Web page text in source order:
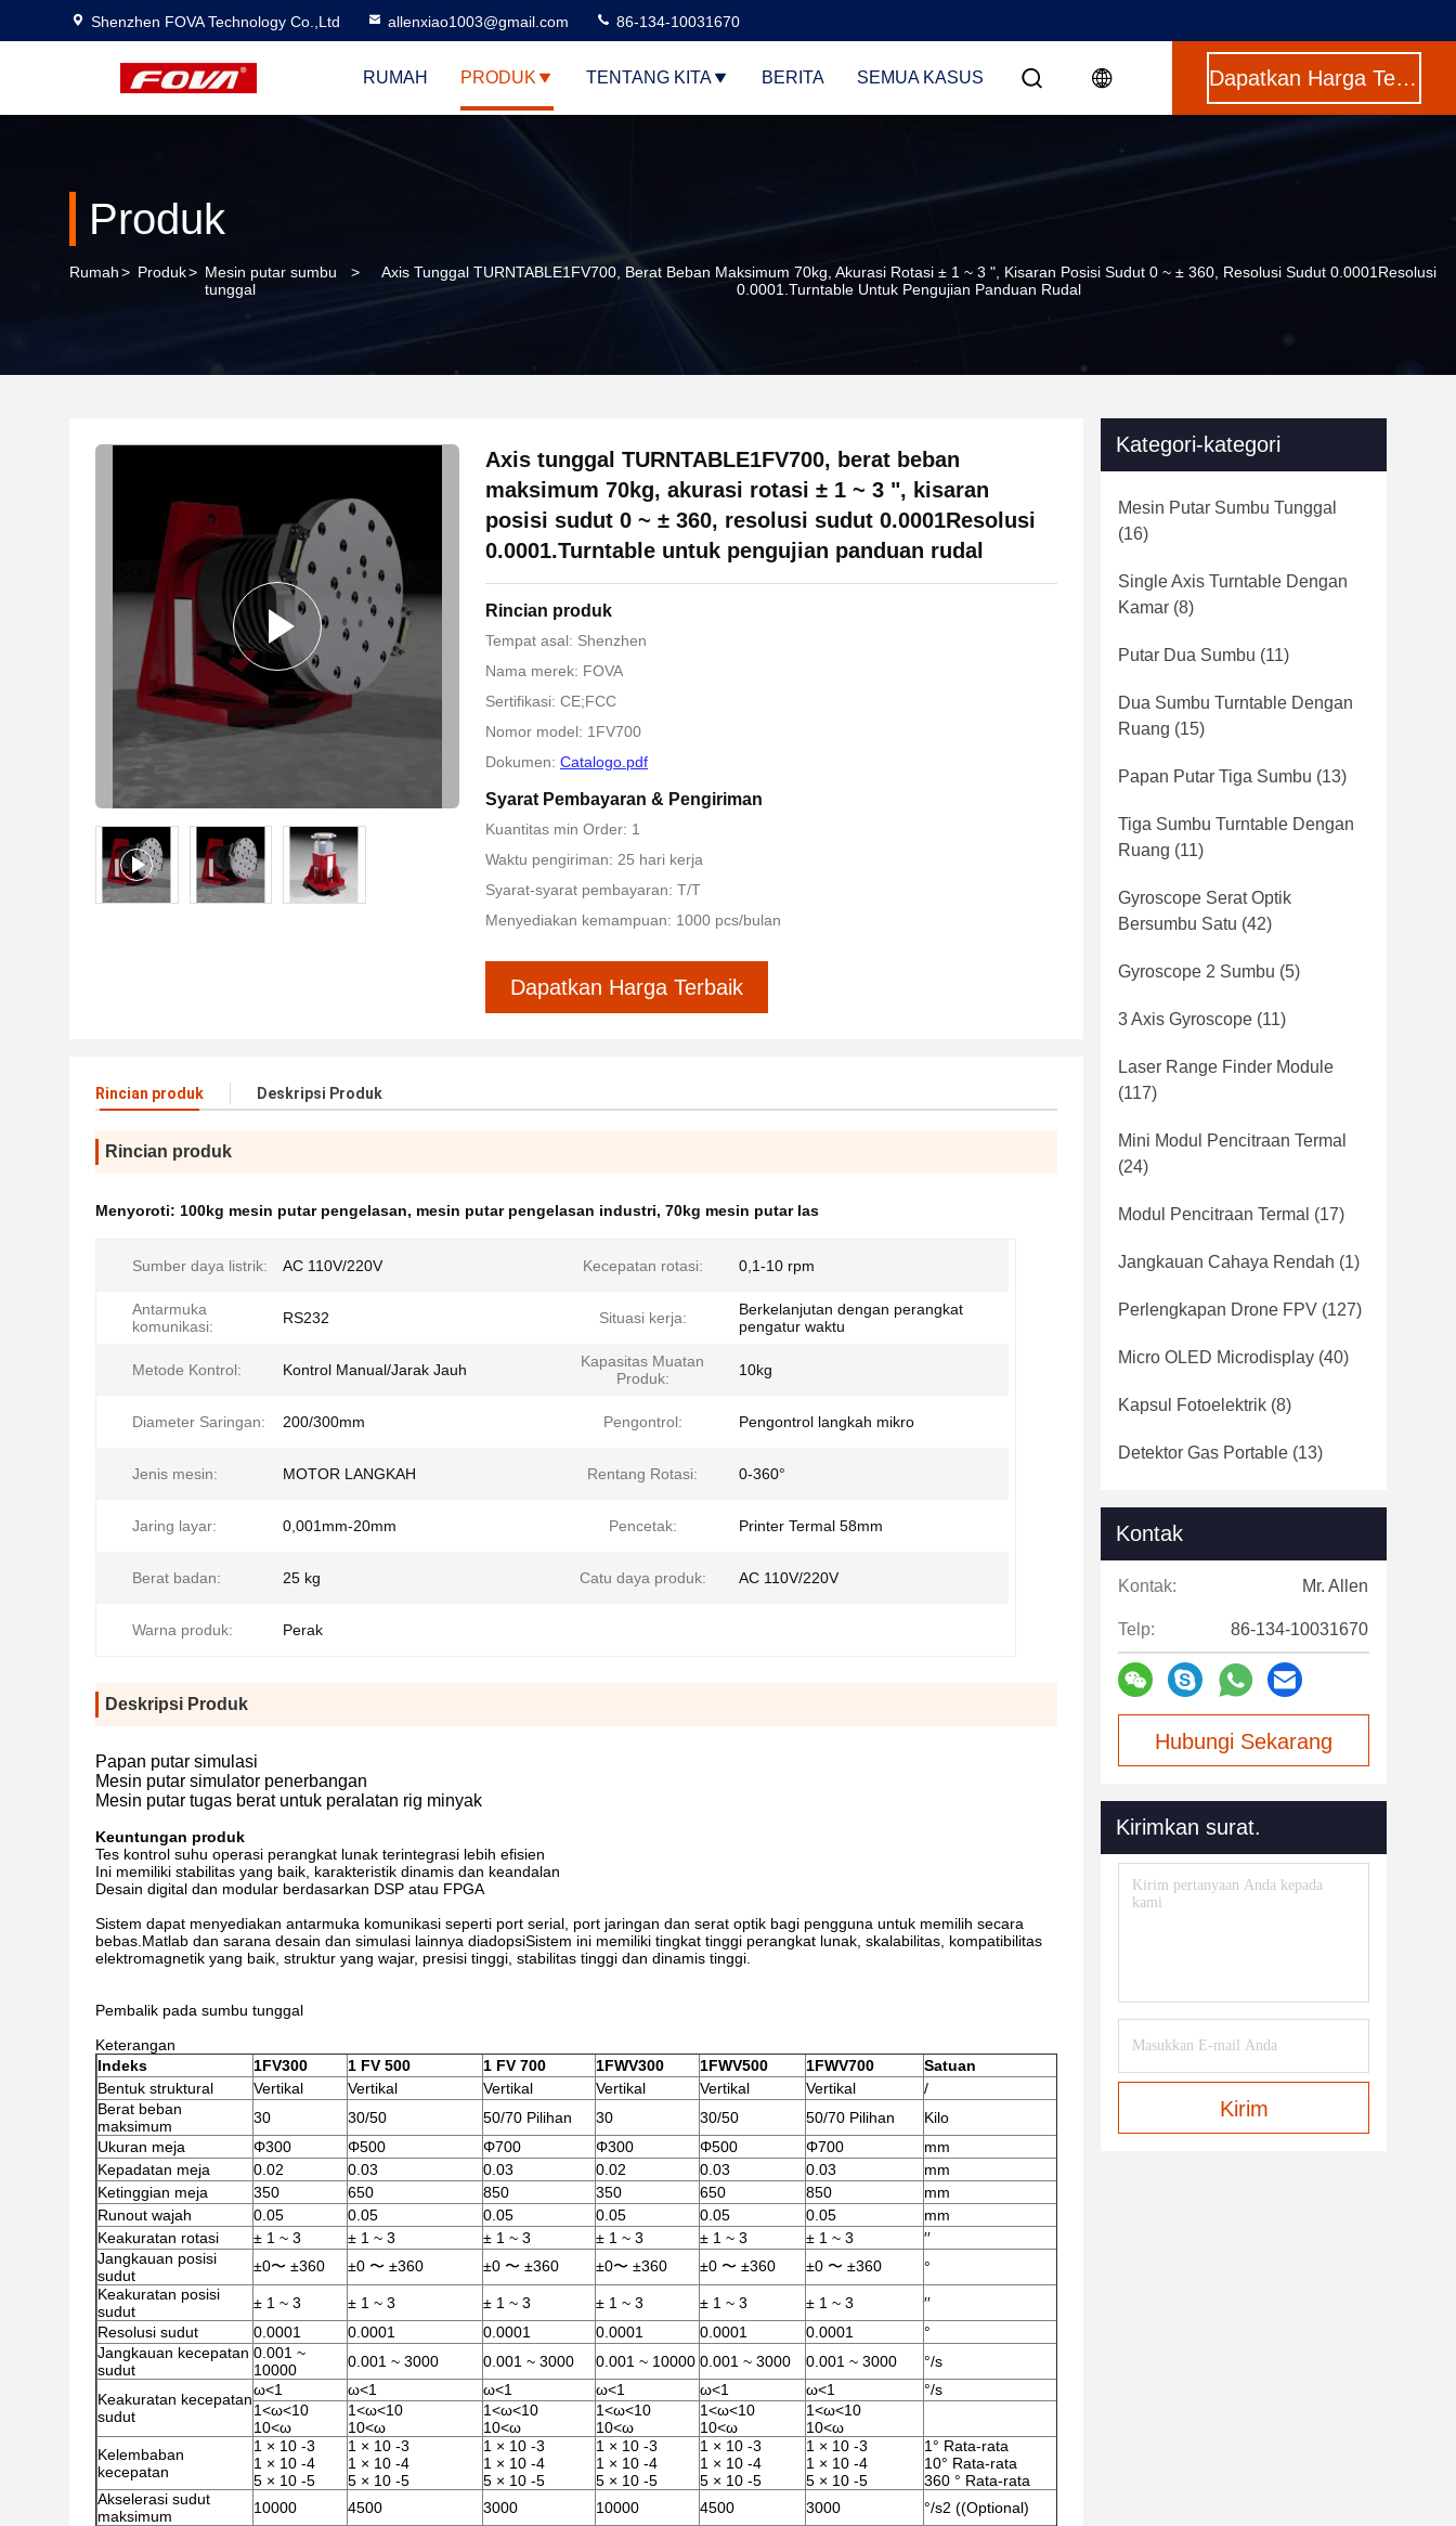
Shenzhen FOVA Technology Co.,Ltd allenxiao1003@gmail.com 86-134-10031670
RUMAH PRODUK TENTANG KITA BERITA SEMUA KASUS Dapatkan Harga Terbaik
Produk
Rumah> Produk> Mesin putar sumbu
tunggal
>
Axis Tunggal TURNTABLE1FV700, Berat Beban Maksimum 70kg, Akurasi Rotasi ± 1 ~ 3 ", Kisaran Posisi Sudut 0 ~ ± 360, Resolusi Sudut 0.0001Resolusi
0.0001.Turntable Untuk Pengujian Panduan Rudal
Axis tunggal TURNTABLE1FV700, berat beban
maksimum 70kg, akurasi rotasi ± 1 ~ 3 ", kisaran
posisi sudut 0 ~ ± 360, resolusi sudut 0.0001Resolusi
0.0001.Turntable untuk pengujian panduan rudal
Rincian produk
Tempat asal: Shenzhen
Nama merek: FOVA
Sertifikasi: CE;FCC
Nomor model: 1FV700
Dokumen: Catalogo.pdf
Syarat Pembayaran & Pengiriman
Kuantitas min Order: 1
Waktu pengiriman: 25 hari kerja
Syarat-syarat pembayaran: T/T
Menyediakan kemampuan: 1000 pcs/bulan
Dapatkan Harga Terbaik
Rincian produk Deskripsi Produk
Rincian produk
Menyoroti: 100kg mesin putar pengelasan, mesin putar pengelasan industri, 70kg mesin putar las
Sumber daya listrik: AC 110V/220V Kecepatan rotasi: 0,1-10 rpm
Antarmuka
komunikasi:
RS232 Situasi kerja:
Berkelanjutan dengan perangkat
pengatur waktu
Metode Kontrol: Kontrol Manual/Jarak Jauh
Kapasitas Muatan
Produk:
10kg
Diameter Saringan: 200/300mm Pengontrol: Pengontrol langkah mikro
Jenis mesin: MOTOR LANGKAH Rentang Rotasi: 0-360°
Jaring layar: 0,001mm-20mm Pencetak: Printer Termal 58mm
Berat badan: 25 kg Catu daya produk: AC 110V/220V
Warna produk: Perak
Deskripsi Produk
Papan putar simulasi
Mesin putar simulator penerbangan
Mesin putar tugas berat untuk peralatan rig minyak
Keuntungan produk
Tes kontrol suhu operasi perangkat lunak terintegrasi lebih efisien
Ini memiliki stabilitas yang baik, karakteristik dinamis dan keandalan
Desain digital dan modular berdasarkan DSP atau FPGA
Sistem dapat menyediakan antarmuka komunikasi seperti port serial, port jaringan dan serat optik bagi pengguna untuk memilih secara
bebas.Matlab dan sarana desain dan simulasi lainnya diadopsiSistem ini memiliki tingkat tinggi perangkat lunak, skalabilitas, kompatibilitas
elektromagnetik yang baik, struktur yang wajar, presisi tinggi, stabilitas tinggi dan dinamis tinggi.
Pembalik pada sumbu tunggal
Keterangan
Indeks
1FV300 1 FV 500 1 FV 700 1FWV300 1FWV500 1FWV700
Satuan
Bentuk struktural
Vertikal Vertikal Vertikal Vertikal Vertikal Vertikal
/
Berat beban
maksimum
30 30/50 50/70 Pilihan 30 30/50 50/70 Pilihan
Kilo
Ukuran meja
Φ300 Φ500 Φ700 Φ300 Φ500 Φ700
mm
Kepadatan meja
0.02 0.03 0.03 0.02 0.03 0.03
mm
Ketinggian meja
350 650 850 350 650 850
mm
Runout wajah
0.05 0.05 0.05 0.05 0.05 0.05
mm
Keakuratan rotasi
± 1 ~ 3 ± 1 ~ 3 ± 1 ~ 3 ± 1 ~ 3 ± 1 ~ 3 ± 1 ~ 3
′′
Jangkauan posisi
sudut
±0〜 ±360 ±0 〜 ±360 ±0 〜 ±360 ±0〜 ±360 ±0 〜 ±360 ±0 〜 ±360
°
Keakuratan posisi
sudut
± 1 ~ 3 ± 1 ~ 3 ± 1 ~ 3 ± 1 ~ 3 ± 1 ~ 3 ± 1 ~ 3
′′
Resolusi sudut
0.0001 0.0001 0.0001 0.0001 0.0001 0.0001
°
Jangkauan kecepatan
sudut
0.001 ~
10000
0.001 ~ 3000 0.001 ~ 3000 0.001 ~ 10000 0.001 ~ 3000 0.001 ~ 3000 °/s
Keakuratan kecepatan
sudut
ω<1 ω<1 ω<1 ω<1 ω<1 ω<1
°/s
1<ω<10
10<ω
1<ω<10
10<ω
1<ω<10
10<ω
1<ω<10
10<ω
1<ω<10
10<ω
1<ω<10
10<ω
Kelembaban
kecepatan
1 × 10 -3
1 × 10 -4
5 × 10 -5
1 × 10 -3
1 × 10 -4
5 × 10 -5
1 × 10 -3
1 × 10 -4
5 × 10 -5
1 × 10 -3
1 × 10 -4
5 × 10 -5
1 × 10 -3
1 × 10 -4
5 × 10 -5
1 × 10 -3
1 × 10 -4
5 × 10 -5
1° Rata-rata
10° Rata-rata
360 ° Rata-rata
Akselerasi sudut
maksimum
10000 4500 3000 10000 4500 3000
°/s2 ((Optional)
Kategori-kategori
Mesin Putar Sumbu Tunggal
(16)
Single Axis Turntable Dengan
Kamar (8)
Putar Dua Sumbu (11)
Dua Sumbu Turntable Dengan
Ruang (15)
Papan Putar Tiga Sumbu (13)
Tiga Sumbu Turntable Dengan
Ruang (11)
Gyroscope Serat Optik
Bersumbu Satu (42)
Gyroscope 2 Sumbu (5)
3 Axis Gyroscope (11)
Laser Range Finder Module
(117)
Mini Modul Pencitraan Termal
(24)
Modul Pencitraan Termal (17)
Jangkauan Cahaya Rendah (1)
Perlengkapan Drone FPV (127)
Micro OLED Microdisplay (40)
Kapsul Fotoelektrik (8)
Detektor Gas Portable (13)
Kontak
Kontak: Mr. Allen
Telp: 86-134-10031670
Hubungi Sekarang
Kirimkan surat.
Kirim